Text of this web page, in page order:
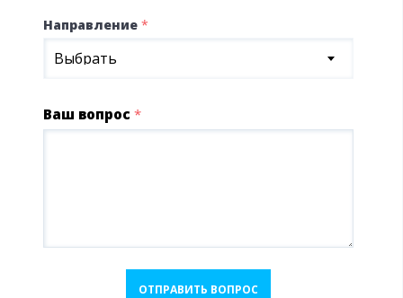
Направление *
Выбрать
Ваш вопрос *
ОТПРАВИТЬ ВОПРОС